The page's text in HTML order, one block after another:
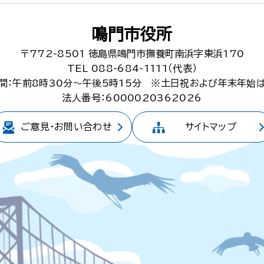
鳴門市役所
〒772-8501
徳島県鳴門市撫養町南浜字東浜170
TEL 088-684-1111（代表）
：午前8時30分～午後5時15分
※土日祝および年末年始
法人番号：6000020362026
ご意見・お問い合わせ サイトマップ